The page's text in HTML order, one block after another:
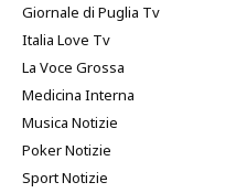
Giornale di Puglia Tv
Italia Love Tv
La Voce Grossa
Medicina Interna
Musica Notizie
Poker Notizie
Sport Notizie